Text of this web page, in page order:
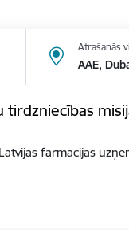
Atrašanās
AAE,
farmācijas